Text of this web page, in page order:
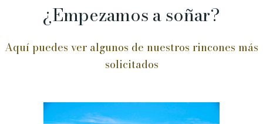
¿Empezamos a soñar?
Aquí puedes ver algunos de nuestros rincones más
solicitados